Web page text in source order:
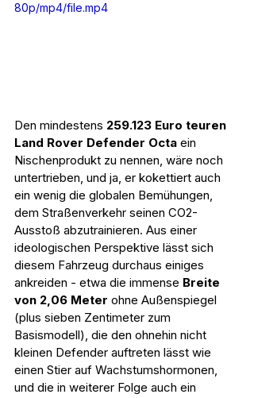
80p/mp4/file.mp4
Den mindestens 259.123 Euro teuren
Land Rover Defender Octa ein
Nischenprodukt zu nennen, wäre noch
untertrieben, und ja, er kokettiert auch
ein wenig die globalen Bemühungen,
dem Straßenverkehr seinen CO2-
Ausstoß abzutrainieren. Aus einer
ideologischen Perspektive lässt sich
diesem Fahrzeug durchaus einiges
ankreiden - etwa die immense Breite
von 2,06 Meter ohne Außenspiegel
(plus sieben Zentimeter zum
Basismodell), die den ohnehin nicht
kleinen Defender auftreten lässt wie
einen Stier auf Wachstumshormonen,
und die in weiterer Folge auch ein